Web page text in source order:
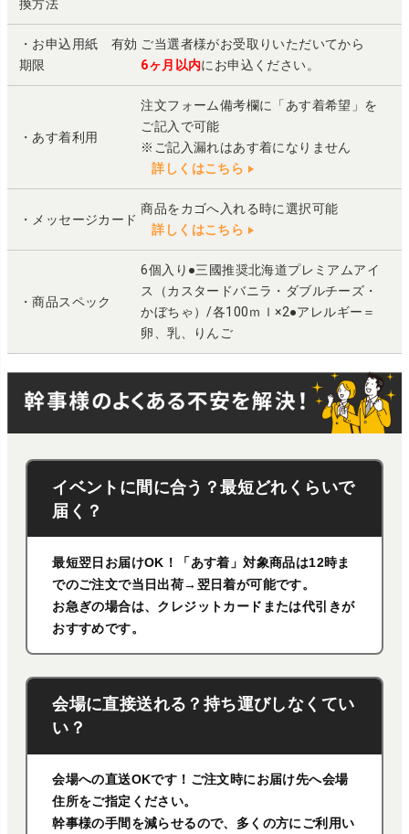
換方法
・お申込用紙 有効
期限
ご当選者様がお受取りいただいてから
6ヶ月以内にお申込ください。
・あす着利用
注文フォーム備考欄に「あす着希望」を
ご記入で可能
※ご記入漏れはあす着になりません
詳しくはこちら
・メッセージカード
商品をカゴへ入れる時に選択可能
詳しくはこちら
・商品スペック
6個入り●三國推奨北海道プレミアムアイ
ス（カスタードバニラ・ダブルチーズ・
かぼちゃ）/各100ｍｌ×2●アレルギー＝
卵、乳、りんご
イベントに間に合う？最短どれくらいで
届く？
最短翌日お届けOK！「あす着」対象商品は12時ま
でのご注文で当日出荷→翌日着が可能です。
お急ぎの場合は、クレジットカードまたは代引きが
おすすめです。
会場に直接送れる？持ち運びしなくてい
い？
会場への直送OKです！ご注文時にお届け先へ会場
住所をご指定ください。
幹事様の手間を減らせるので、多くの方にご利用い